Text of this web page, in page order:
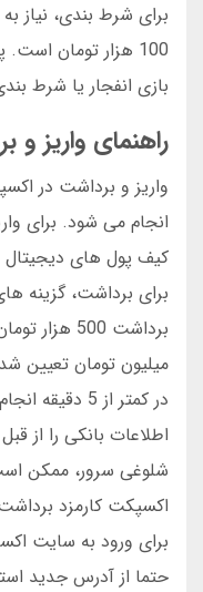
برای شرط بندی، نیاز به
100 هزار تومان
بازی انفجار یا شرط
راهنمای واریز
واریز و برداشت در
انجام می شود. برای
کیف پول های دیجیتال
برای برداشت، گزینه
میلیون تومان تعیین
در کمتر از 5
اطلاعات بانکی را از
شلوغی سرور، ممکن
اکسپکت کارمزد
برای ورود به سایت
حتما از آدرس جدید